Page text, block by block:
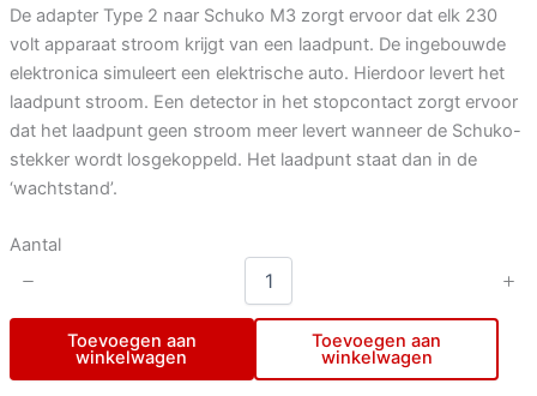
De adapter Type 2 naar Schuko M3 zorgt ervoor dat elk 230
volt apparaat stroom krijgt van een laadpunt. De ingebouwde
elektronica simuleert een elektrische auto. Hierdoor levert het
laadpunt stroom. Een detector in het stopcontact zorgt ervoor
dat het laadpunt geen stroom meer levert wanneer de Schuko-
stekker wordt losgekoppeld. Het laadpunt staat dan in de
‘wachtstand’.
Aantal
Toevoegen aan
winkelwagen
Toevoegen aan
winkelwagen